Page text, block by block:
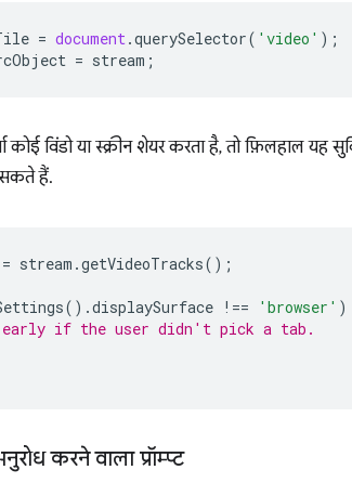
= document .querySelector( 'video' );
= stream ;
कोई विंडो या स्क्रीन शेयर करता है, तो फ़िलहाल यह
हैं.
= stream .getVideoTracks();
().displaySurface !== 'browser' )
if the user didn't pick a tab.
करने वाला प्रॉम्प्ट